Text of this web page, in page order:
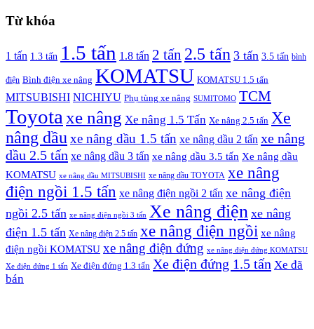
Từ khóa
1 tấn 1.3 tấn 1.5 tấn 1.8 tấn 2 tấn 2.5 tấn 3 tấn 3.5 tấn bình
điện Bình điện xe nâng KOMATSU KOMATSU 1.5 tấn
MITSUBISHI NICHIYU Phụ tùng xe nâng SUMITOMO TCM
Toyotaxe nâng Xe nâng 1.5 Tấn Xe nâng 2.5 tấn Xe
nâng dầuxe nâng dầu 1.5 tấn xe nâng dầu 2 tấn xe nâng
dầu 2.5 tấn xe nâng dầu 3 tấn xe nâng dầu 3.5 tấn Xe nâng dầu
KOMATSU xe nâng dầu MITSUBISHI xe nâng dầu TOYOTA xe nâng
điện ngồi 1.5 tấn xe nâng điện ngồi 2 tấn xe nâng điện
ngồi 2.5 tấn xe nâng điện ngồi 3 tấn Xe nâng điện xe nâng
điện 1.5 tấn Xe nâng điện 2.5 tấn xe nâng điện ngồi xe nâng
điện ngồi KOMATSU xe nâng điện đứng xe nâng điện đứng KOMATSU
Xe điện đứng 1 tấn Xe điện đứng 1.3 tấn Xe điện đứng 1.5 tấn Xe đã
bán